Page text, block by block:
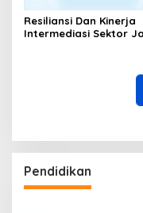
Resiliansi Dan Kinerja
Intermediasi Sektor
Pendidikan